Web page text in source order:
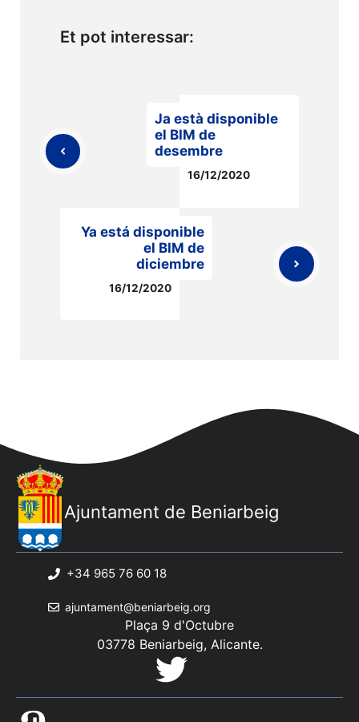
Et pot interessar:
Ja està disponible
el BIM de
desembre
16/12/2020
Ya está disponible
el BIM de
diciembre
16/12/2020
Ajuntament de Beniarbeig
+34 965 76 60 18
ajuntament@beniarbeig.org
Plaça 9 d'Octubre
03778 Beniarbeig, Alicante.